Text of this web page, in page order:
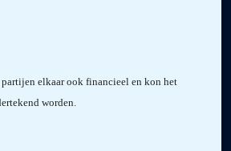
partijen elkaar ook financieel en kon het
worden.